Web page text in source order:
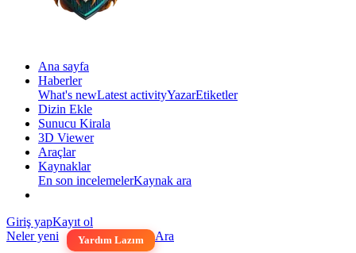
Ana sayfa
Haberler
What's newLatest activityYazarEtiketler
Dizin Ekle
Sunucu Kirala
3D Viewer
Araçlar
Kaynaklar
En son incelemelerKaynak ara
Giriş yapKayıt ol
Neler yeni
Yardım Lazım Ara